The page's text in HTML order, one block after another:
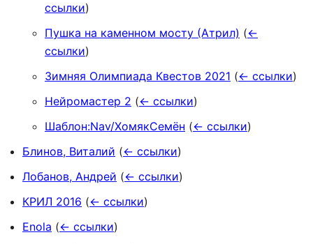
ссылки)
Пушка на каменном мосту (Атрил) (←
ссылки)
Зимняя Олимпиада Квестов 2021 (← ссылки)
Нейромастер 2 (← ссылки)
Шаблон:Nav/ХомякСемён (← ссылки)
Блинов, Виталий (← ссылки)
Лобанов, Андрей (← ссылки)
КРИЛ 2016 (← ссылки)
Enola (← ссылки)